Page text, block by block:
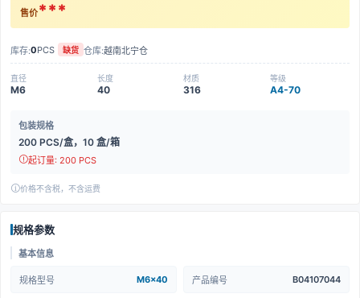
售价***
库存:0PCS 缺货 仓库:越南北宁仓
直径
M6
长度
40
材质
316
等级
A4-70
包装规格
200 PCS/盒，10 盒/箱
起订量: 200 PCS
价格不含税，不含运费
规格参数
基本信息
规格型号 M6x40 产品编号 B04107044